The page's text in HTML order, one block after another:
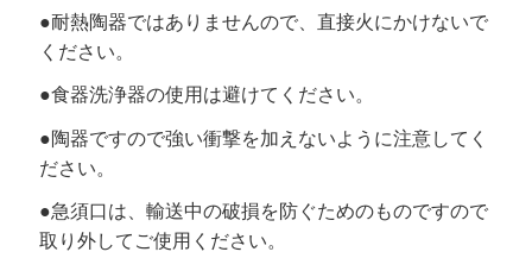
●耐熱陶器ではありませんので、直接火にかけないで
ください。
●食器洗浄器の使用は避けてください。
●陶器ですので強い衝撃を加えないように注意してく
ださい。
●急須口は、輸送中の破損を防ぐためのものですので
取り外してご使用ください。